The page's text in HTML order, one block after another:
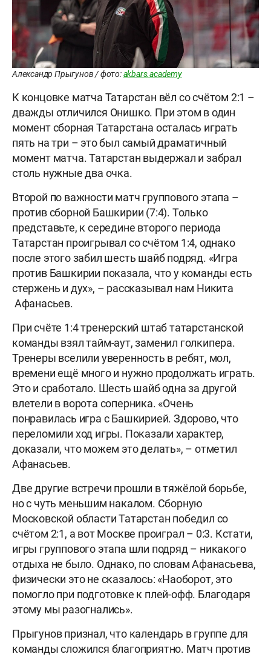
Александр Прыгунов / фото:akbars.academy
К концовке матча Татарстан вёл со счётом 2:1 –
дважды отличился Онишко. При этом в один
момент сборная Татарстана осталась играть
пять на три – это был самый драматичный
момент матча. Татарстан выдержал и забрал
столь нужные два очка.
Второй по важности матч группового этапа –
против сборной Башкирии (7:4). Только
представьте, к середине второго периода
Татарстан проигрывал со счётом 1:4, однако
после этого забил шесть шайб подряд. «Игра
против Башкирии показала, что у команды есть
стержень и дух», – рассказывал нам Никита
Афанасьев.
При счёте 1:4 тренерский штаб татарстанской
команды взял тайм-аут, заменил голкипера.
Тренеры вселили уверенность в ребят, мол,
времени ещё много и нужно продолжать играть.
Это и сработало. Шесть шайб одна за другой
влетели в ворота соперника. «Очень
понравилась игра с Башкирией. Здорово, что
переломили ход игры. Показали характер,
доказали, что можем это делать», – отметил
Афанасьев.
Две другие встречи прошли в тяжёлой борьбе,
но с чуть меньшим накалом. Сборную
Московской области Татарстан победил со
счётом 2:1, а вот Москве проиграл – 0:3. Кстати,
игры группового этапа шли подряд – никакого
отдыха не было. Однако, по словам Афанасьева,
физически это не сказалось: «Наоборот, это
помогло при подготовке к плей-офф. Благодаря
этому мы разогнались».
Прыгунов признал, что календарь в группе для
команды сложился благоприятно. Матч против